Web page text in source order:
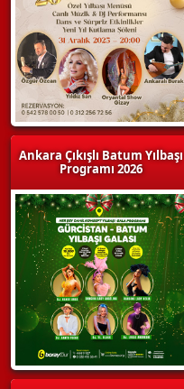
Ankara Çıkışlı Batum Yılbaşı
Programı 2026